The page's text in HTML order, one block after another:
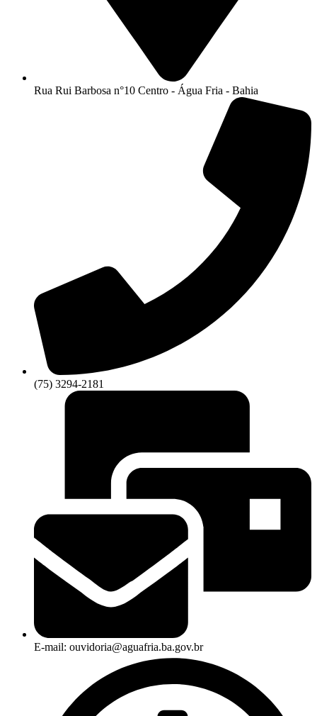
Rua Rui Barbosa n°10 Centro - Água Fria - Bahia
(75) 3294-2181
E-mail: ouvidoria@aguafria.ba.gov.br